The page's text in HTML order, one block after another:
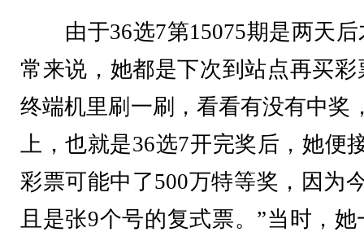
由于36选7第15075期是两天后
常来说，她都是下次到站点再买
终端机里刷一刷，看看有没有中奖
上，也就是36选7开完奖后，她便
彩票可能中了500万特等奖，因为
且是张9个号的复式票。”当时，